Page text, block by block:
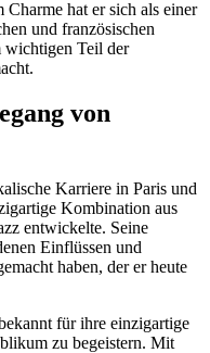
Charme hat er sich als einer
und französischen
wichtigen Teil der
von
Karriere in Paris und
Kombination aus
entwickelte. Seine
Einflüssen und
haben, der er heute
für ihre einzigartige
zu begeistern. Mit